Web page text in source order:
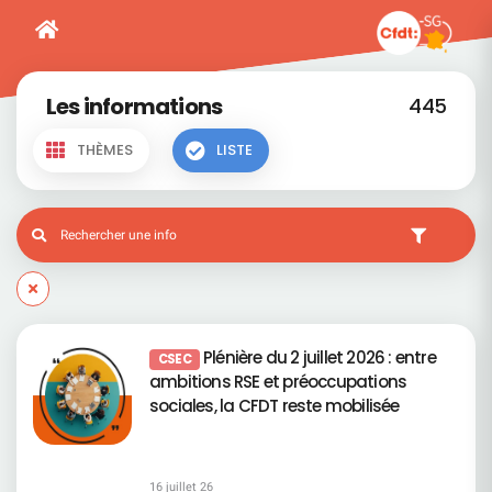
Les informations 445
THÈMES LISTE
CSEC Plénière du 2 juillet 2026 : entre
ambitions RSE et préoccupations
sociales, la CFDT reste mobilisée
16 juillet 26